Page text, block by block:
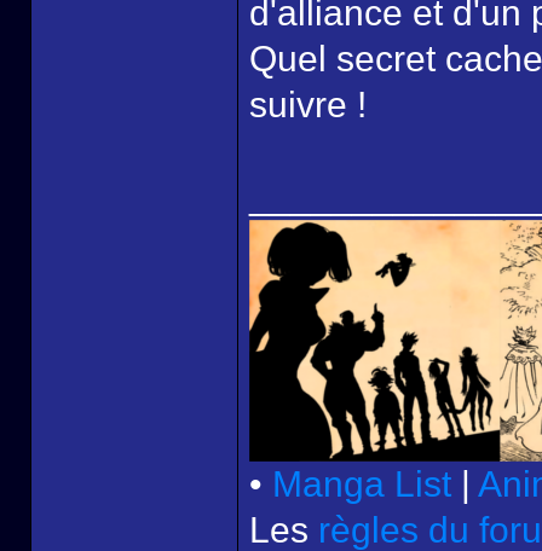
d'alliance et d'un
Quel secret
suivre !
• Manga List |
Les règles du